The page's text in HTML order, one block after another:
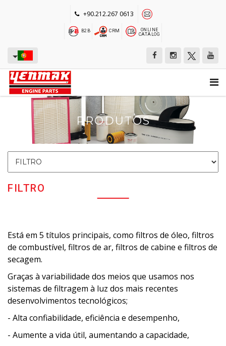
+90.212.267 0613
B2B CRM
ONLINE
CATALOG
PRODUTOS
FILTRO
Está em 5 títulos principais, como filtros de óleo, filtros
de combustível, filtros de ar, filtros de cabine e filtros de
secagem.
Graças à variabilidade dos meios que usamos nos
sistemas de filtragem à luz dos mais recentes
desenvolvimentos tecnológicos;
- Alta confiabilidade, eficiência e desempenho,
- Aumente a vida útil, aumentando a capacidade,